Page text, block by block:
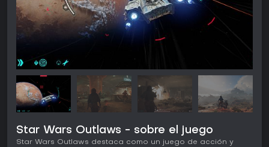
Star Wars Outlaws - sobre el juego
Star Wars Outlaws destaca como un juego de acción y